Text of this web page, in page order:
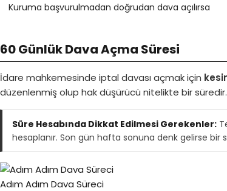
Kuruma başvurulmadan doğrudan dava açılırsa
60 Günlük Dava Açma Süresi
İdare mahkemesinde iptal davası açmak için
düzenlenmiş olup hak düşürücü nitelikte bir süredir.
Süre Hesabında Dikkat Edilmesi Gerekenler:
hesaplanır. Son gün hafta sonuna denk gelirse bir
Adım Adım Dava Süreci